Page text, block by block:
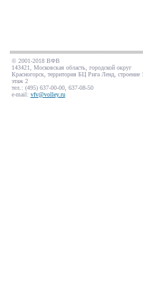
© 2001-2018 ВФВ
143421, Московская область, городской округ
Красногорск, территория БЦ Рига Ленд, строение 1,
этаж 2
тел.: (495) 637-00-00, 637-08-50
e-mail: vfv@volley.ru